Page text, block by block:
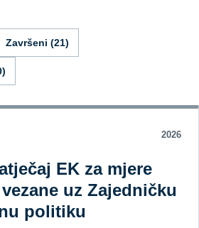
Završeni (21)
2026
EK za mjere
uz Zajedničku
politiku